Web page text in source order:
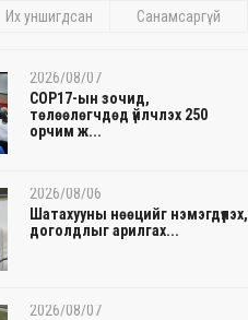
Их уншигдсан Санамсаргүй
2026/08/07
COP17-ын зочид,
төлөөлөгчдөд үйлчлэх 250
орчим ж...
2026/08/06
Шатахууны нөөцийг нэмэгдүүлэх,
доголдлыг арилгах...
2026/08/07